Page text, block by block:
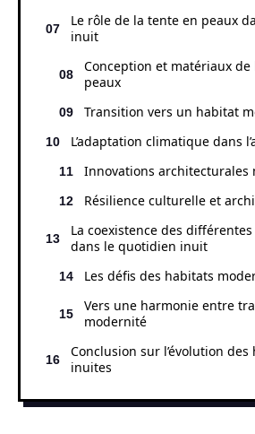
Le rôle de la tente en peaux
inuit
Conception et matériaux de
peaux
Transition vers un habitat
L’adaptation climatique dans
Innovations architecturales
Résilience culturelle et
La coexistence des
dans le quotidien inuit
Les défis des habitats
Vers une harmonie entre
modernité
Conclusion sur l’évolution
inuites